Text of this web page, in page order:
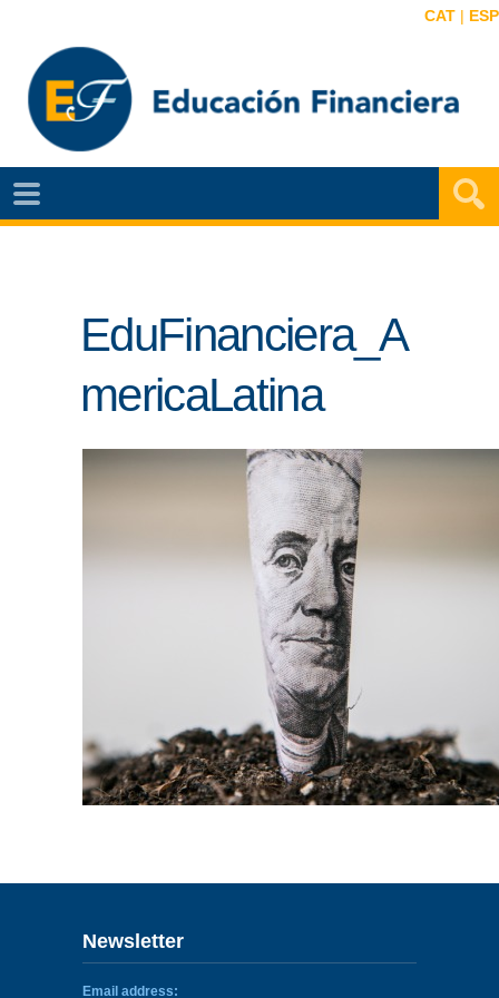
CAT | ESP
NOTÍCIAS
EF
MAPA
AGENDA
PUBLICACIONES
EF
ENLACES
IEF
NOSOTROS
EduFinanciera_A
mericaLatina
Newsletter
Email address: